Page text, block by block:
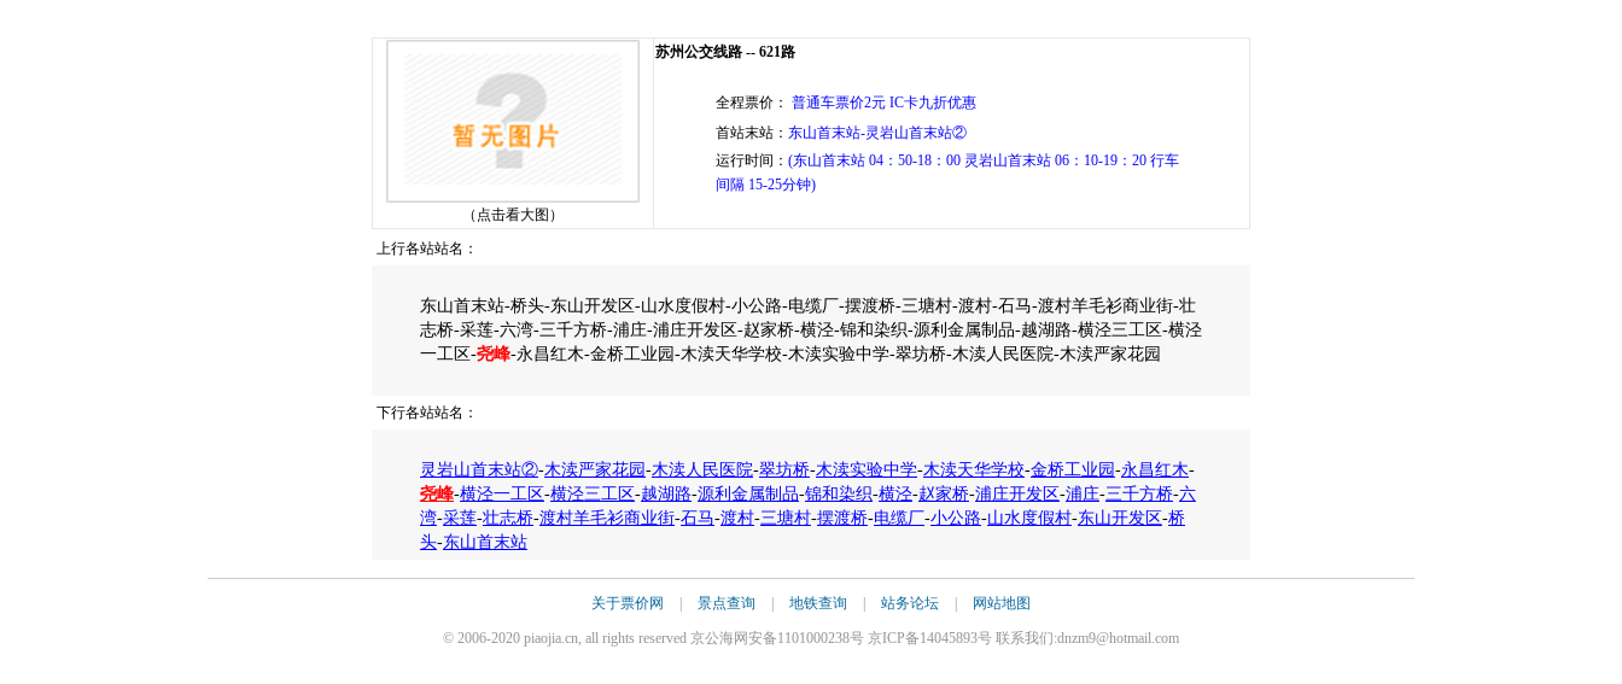
（点击看大图）
苏州公交线路 -- 621路
全程票价： 普通车票价2元 IC卡九折优惠
首站末站： 东山首末站-灵岩山首末站②
运行时间： (东山首末站 04：50-18：00 灵岩山首末站 06：10-19：20 行车
间隔 15-25分钟)
上行各站站名：
东山首末站-桥头-东山开发区-山水度假村-小公路-电缆厂-摆渡桥-三塘村-渡村-石马-渡村羊毛衫商业街-壮
志桥-采莲-六湾-三千方桥-浦庄-浦庄开发区-赵家桥-横泾-锦和染织-源利金属制品-越湖路-横泾三工区-横泾
一工区-尧峰-永昌红木-金桥工业园-木渎天华学校-木渎实验中学-翠坊桥-木渎人民医院-木渎严家花园
下行各站站名：
灵岩山首末站②-木渎严家花园 -木渎人民医院-翠坊桥-木渎实验中学-木渎天华学校-金桥工业园 -永昌红木-
尧峰-横泾一工区-横泾三工区-越湖路-源利金属制品-锦和染织-横泾-赵家桥-浦庄开发区-浦庄-三千方桥-六
湾-采莲-壮志桥-渡村羊毛衫商业街-石马-渡村-三塘村-摆渡桥-电缆厂-小公路-山水度假村-东山开发区-桥
头-东山首末站
关于票价网 景点查询 地铁查询 站务论坛 网站地图
© 2006-2020 piaojia.cn, all rights reserved 京公海网安备1101000238号 京ICP备14045893号 联系我们:dnzm9@hotmail.com